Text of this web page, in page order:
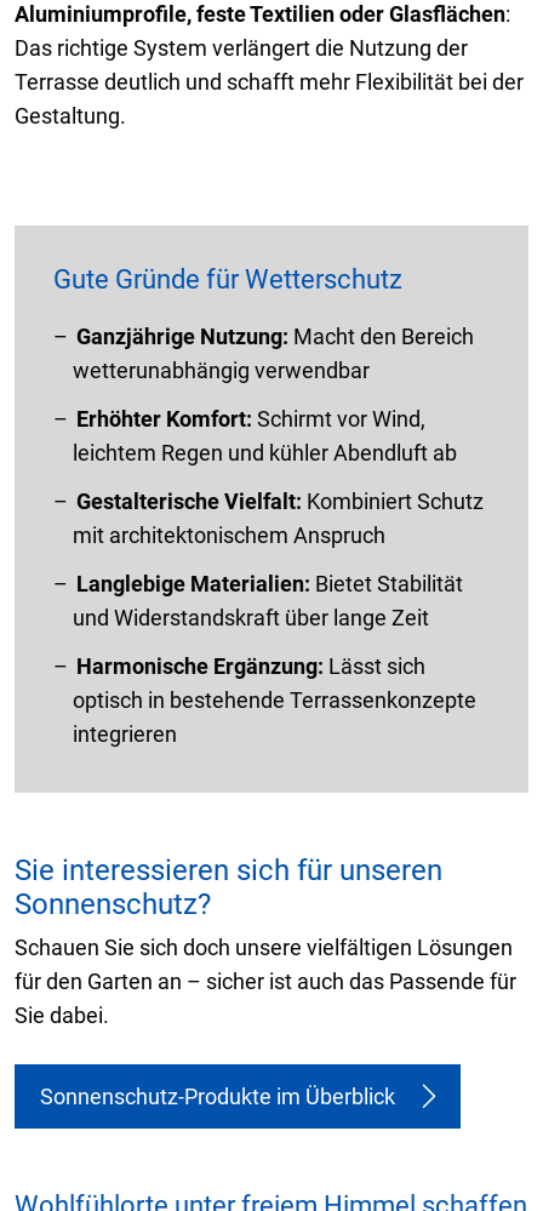
Aluminiumprofile, feste Textilien oder Glasflächen:
Das richtige System verlängert die Nutzung der
Terrasse deutlich und schafft mehr Flexibilität bei der
Gestaltung.
Gute Gründe für Wetterschutz
Ganzjährige Nutzung: Macht den Bereich
wetterunabhängig verwendbar
Erhöhter Komfort: Schirmt vor Wind,
leichtem Regen und kühler Abendluft ab
Gestalterische Vielfalt: Kombiniert Schutz
mit architektonischem Anspruch
Langlebige Materialien: Bietet Stabilität
und Widerstandskraft über lange Zeit
Harmonische Ergänzung: Lässt sich
optisch in bestehende Terrassenkonzepte
integrieren
Sie interessieren sich für unseren
Sonnenschutz?
Schauen Sie sich doch unsere vielfältigen Lösungen
für den Garten an – sicher ist auch das Passende für
Sie dabei.
Sonnenschutz-Produkte im Überblick